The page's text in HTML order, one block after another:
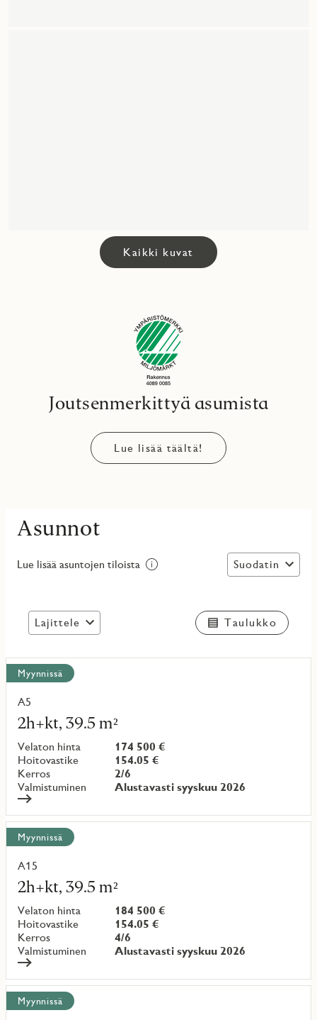
Kaikki kuvat
Joutsenmerkittyä asumista
Lue lisää täältä!
Asunnot
Lue lisää asuntojen tiloista Suodatin
Lajittele Taulukko
Näytä
kaikki
kohteet
Myynnissä
A5
2h+kt, 39.5 m²
Velaton hinta
174 500 €
Hoitovastike
154.05 €
Kerros
2/6
Valmistuminen
Alustavasti syyskuu 2026
Lue
lisää
kohteesta
Myynnissä
A15
2h+kt, 39.5 m²
Velaton hinta
184 500 €
Hoitovastike
154.05 €
Kerros
4/6
Valmistuminen
Alustavasti syyskuu 2026
Lue
lisää
kohteesta
Myynnissä